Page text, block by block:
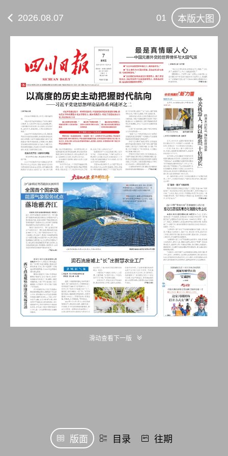
2026.08.07 01 本版大图
滑动查看下一版
版面 目录 往期